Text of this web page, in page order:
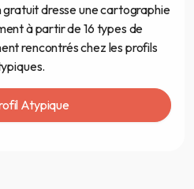
dresse une cartographie
à partir de 16 types de
rencontrés chez les profils
Atypique